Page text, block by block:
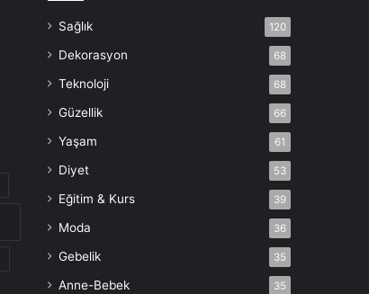
Sağlık 120
Dekorasyon 68
Teknoloji 68
Güzellik 66
Yaşam 61
Diyet 53
Eğitim & Kurs 39
Moda 36
Gebelik 35
Anne-Bebek 35